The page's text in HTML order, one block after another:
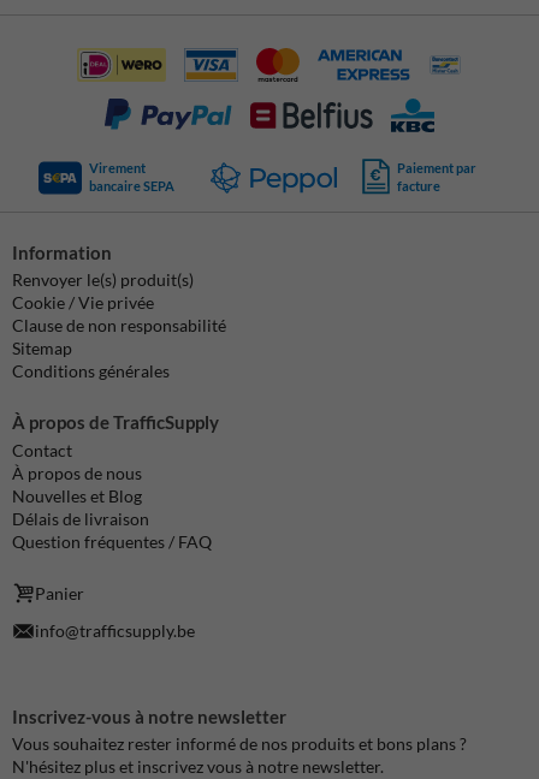
Virement
bancaire SEPA
Paiement par
facture
Information
Renvoyer le(s) produit(s)
Cookie / Vie privée
Clause de non responsabilité
Sitemap
Conditions générales
À propos de TrafficSupply
Contact
À propos de nous
Nouvelles et Blog
Délais de livraison
Question fréquentes / FAQ
Panier
info@trafficsupply.be
Inscrivez-vous à notre newsletter
Vous souhaitez rester informé de nos produits et bons plans ?
N'hésitez plus et inscrivez vous à notre newsletter.